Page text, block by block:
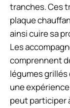
tranches. Ces
plaque
ainsi cuire sa
Les
comprennent
légumes grillés
une
peut participer